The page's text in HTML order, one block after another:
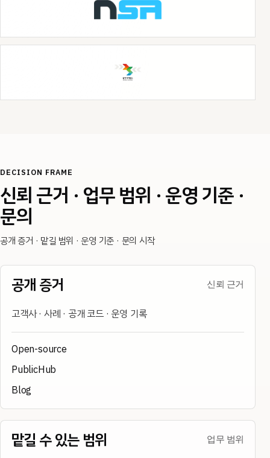
DECISION FRAME
신뢰 근거 · 업무 범위 · 운영 기준 ·
문의
공개 증거 · 맡길 범위 · 운영 기준 · 문의 시작
공개 증거 신뢰 근거
고객사 · 사례 · 공개 코드 · 운영 기록
Open-source
PublicHub
Blog
맡길 수 있는 범위 업무 범위